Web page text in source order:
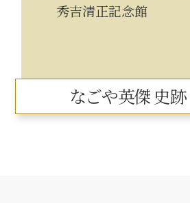
生玉稲荷神社
なごや英傑 史